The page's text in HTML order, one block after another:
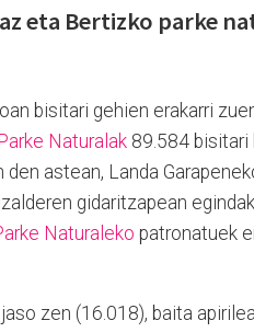
eta Bertizko parke
bisitari gehien erakarri
Naturalak 89.584 bisitari
astean, Landa
gidaritzapean
Naturaleko patronatuek
zen (16.018), baita